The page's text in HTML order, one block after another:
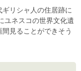
リシャ人の住居跡に
ユネスコの世界文化遺
見ることができそう